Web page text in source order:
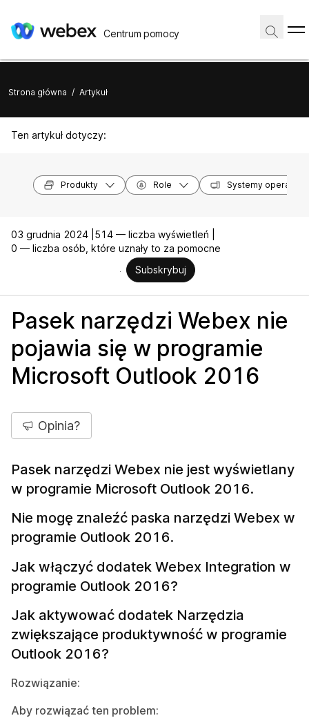
Centrum pomocy
Strona główna / Artykuł
Ten artykuł dotyczy:
Produkty Role Systemy
03 grudnia 2024 | 514 — liczba wyświetleń |
0 — liczba osób, które uznały to za pomocne
Subskrybuj
Pasek narzędzi Webex nie
pojawia się w programie
Microsoft Outlook 2016
Opinia?
Pasek narzędzi Webex nie jest wyświetlany
w programie Microsoft Outlook 2016.
Nie mogę znaleźć paska narzędzi Webex w
programie Outlook 2016.
Jak włączyć dodatek Webex Integration w
programie Outlook 2016?
Jak aktywować dodatek Narzędzia
zwiększające produktywność w programie
Outlook 2016?
Rozwiązanie:
Aby rozwiązać ten problem: